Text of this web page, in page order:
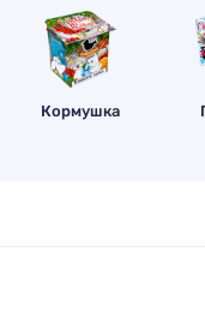
Кормушка